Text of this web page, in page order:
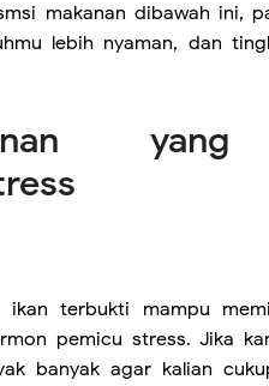
makanan dibawah ini,
lebih nyaman, dan
terbukti mampu
pemicu stress. Jika
banyak agar kalian